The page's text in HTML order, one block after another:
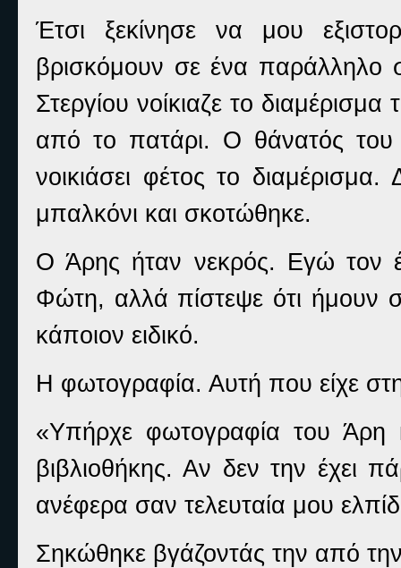
Έτσι ξεκίνησε να μου
βρισκόμουν σε ένα
Στεργίου νοίκιαζε το
από το πατάρι. Ο θάνατός του
νοικιάσει φέτος το
μπαλκόνι και σκοτώθηκε.
Ο Άρης ήταν νεκρός. Εγώ τον
Φώτη, αλλά πίστεψε ότι ήμουν
κάποιον ειδικό.
Η φωτογραφία. Αυτή που είχε
«Υπήρχε φωτογραφία του Άρη
βιβλιοθήκης. Αν δεν την έχει
ανέφερα σαν τελευταία μου
Σηκώθηκε βγάζοντάς την από